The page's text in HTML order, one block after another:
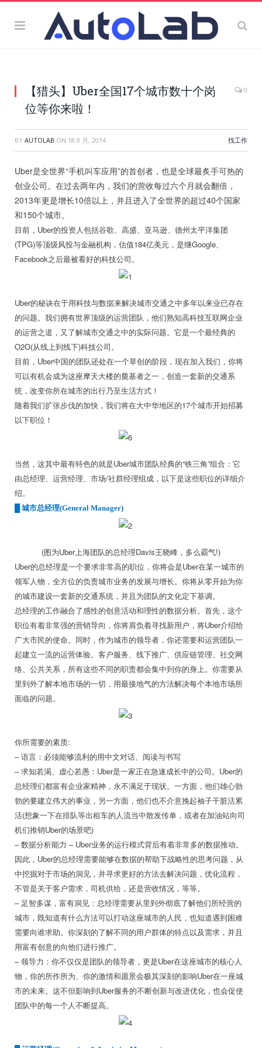
【猎头】Uber全国17个城市数十个岗
位等你来啦！
0
BY AUTOLAB ON 18 8 月, 2014 找工作
Uber是全世界“手机叫车应用”的首创者，也是全球最炙手可热的
创业公司。在过去两年内，我们的营收每过六个月就会翻倍，
2013年更是增长10倍以上，并且进入了全世界的超过40个国家
和150个城市。
目前，Uber的投资人包括谷歌、高盛、亚马逊、德州太平洋集团
(TPG)等顶级风投与金融机构，估值184亿美元，是继Google、
Facebook之后最被看好的科技公司。
Uber的秘诀在于用科技与数据来解决城市交通之中多年以来业已存在
的问题。我们拥有世界顶级的运营团队，他们熟知高科技互联网企业
的运营之道，又了解城市交通之中的实际问题。它是一个最经典的
O2O(从线上到线下)科技公司。
目前，Uber中国的团队还处在一个草创的阶段，现在加入我们，你将
可以有机会成为这座摩天大楼的奠基者之一，创造一套新的交通系
统，改变你所在城市的出行乃至生活方式！
随着我们扩张步伐的加快，我们将在大中华地区的17个城市开始招募
以下职位！
当然，这其中最有特色的就是Uber城市团队经典的“铁三角”组合：它
由总经理、运营经理、市场/社群经理组成，以下是这些职位的详细介
绍。
城市总经理(General Manager)
(图为Uber上海团队的总经理Davis王晓峰，多么霸气!)
Uber的总经理是一个要求非常高的职位，你将会是Uber在某一城市的
领军人物，全方位的负责城市业务的发展与增长。你将从零开始为你
的城市建设一套新的交通系统，并且为团队的文化定下基调。
总经理的工作融合了感性的创意活动和理性的数据分析。首先，这个
职位有着非常强的营销导向，你将肩负着寻找新用户，将Uber介绍给
广大市民的使命。同时，作为城市的领导者，你还需要和运营团队一
起建立一流的运营体验。客户服务、线下推广、供应链管理、社交网
络、公共关系，所有这些不同的职责都会集中到你的身上。你需要从
里到外了解本地市场的一切，用最接地气的方法解决每个本地市场所
面临的问题。
你所需要的素质:
– 语言：必须能够流利的用中文对话、阅读与书写
– 求知若渴、虚心若愚：Uber是一家正在急速成长中的公司。Uber的
总经理们都富有企业家精神，永不满足于现状。一方面，他们雄心勃
勃的要建立伟大的事业，另一方面，他们也不介意挽起袖子干脏活累
活(想象一下在排队等出租车的人流当中散发传单，或者在加油站向司
机们推销Uber的场景吧)
– 数据分析能力 – Uber业务的运行模式背后有着非常多的数据推动。
因此，Uber的总经理需要能够在数据的帮助下战略性的思考问题，从
中挖掘对于市场的洞见，并寻求更好的方法去解决问题，优化流程，
不管是关于客户需求，司机供给，还是营收情况，等等。
– 足智多谋，富有洞见：总经理需要从里到外彻底了解他们所经营的
城市，既知道有什么方法可以打动这座城市的人民，也知道遇到困难
需要向谁求助。你深刻的了解不同的用户群体的特点以及需求，并且
用富有创意的向他们进行推广。
– 领导力：你不仅仅是团队的领导者，更是Uber在这座城市的核心人
物，你的所作所为、你的激情和愿景会极其深刻的影响Uber在一座城
市的未来。这不但影响到Uber服务的不断创新与改进优化，也会促使
团队中的每一个人不断提高。